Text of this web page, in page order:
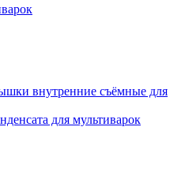
внутренние съёмные для
для мультиварок